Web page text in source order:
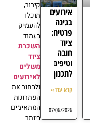
אירועים
בגינה
פרטית:
ציוד
חובה
וטיפים
לתכנון
קרא עוד »
07/06/2026
קירור,
תוכלו
להעמיק
בעמוד
השכרת
ציוד
משלים
לאירועים
ולבחור את
הפתרונות
המתאימים
ביותר